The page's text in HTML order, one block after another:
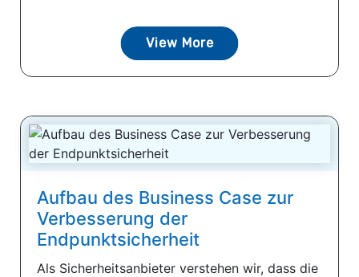
View More
Aufbau des Business Case zur
Verbesserung der
Endpunktsicherheit
Als Sicherheitsanbieter verstehen wir, dass die